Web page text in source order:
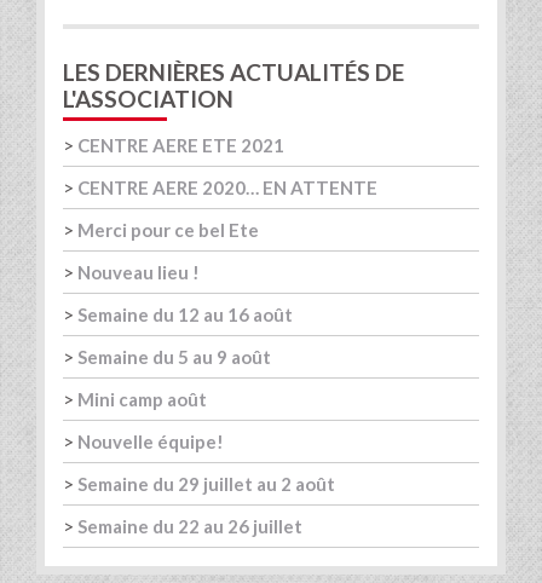
LES DERNIÈRES ACTUALITÉS DE
L'ASSOCIATION
> CENTRE AERE ETE 2021
> CENTRE AERE 2020… EN ATTENTE
> Merci pour ce bel Ete
> Nouveau lieu !
> Semaine du 12 au 16 août
> Semaine du 5 au 9 août
> Mini camp août
> Nouvelle équipe!
> Semaine du 29 juillet au 2 août
> Semaine du 22 au 26 juillet